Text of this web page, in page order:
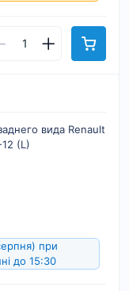
вида Renault
(L)
при
до 15:30